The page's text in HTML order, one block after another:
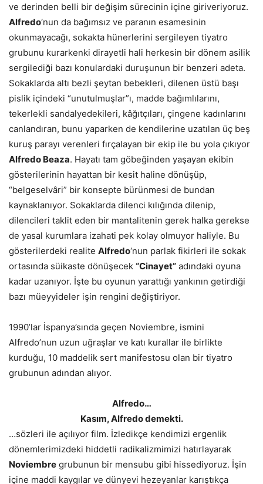
ve derinden belli bir değişim sürecinin içine giriveriyoruz.
Alfredo‘nun da bağımsız ve paranın esamesinin
okunmayacağı, sokakta hünerlerini sergileyen tiyatro
grubunu kurarkenki dirayetli hali herkesin bir dönem asilik
sergilediği bazı konulardaki duruşunun bir benzeri adeta.
Sokaklarda altı bezli şeytan bebekleri, dilenen üstü başı
pislik içindeki “unutulmuşlar”ı, madde bağımlılarını,
tekerlekli sandalyedekileri, kâğıtçıları, çingene kadınlarını
canlandıran, bunu yaparken de kendilerine uzatılan üç beş
kuruş parayı verenleri fırçalayan bir ekip ile bu yola çıkıyor
Alfredo Beaza. Hayatı tam göbeğinden yaşayan ekibin
gösterilerinin hayattan bir kesit haline dönüşüp,
“belgeselvâri” bir konsepte bürünmesi de bundan
kaynaklanıyor. Sokaklarda dilenci kılığında dilenip,
dilencileri taklit eden bir mantalitenin gerek halka gerekse
de yasal kurumlara izahati pek kolay olmuyor haliyle. Bu
gösterilerdeki realite Alfredo‘nun parlak fikirleri ile sokak
ortasında süikaste dönüşecek “Cinayet” adındaki oyuna
kadar uzanıyor. İşte bu oyunun yarattığı yankının getirdiği
bazı müeyyideler işin rengini değiştiriyor.
1990’lar İspanya’sında geçen Noviembre, ismini
Alfredo’nun uzun uğraşlar ve katı kurallar ile birlikte
kurduğu, 10 maddelik sert manifestosu olan bir tiyatro
grubunun adından alıyor.
Alfredo…
Kasım, Alfredo demekti.
…sözleri ile açılıyor film. İzledikçe kendimizi ergenlik
dönemlerimizdeki hiddetli radikalizmimizi hatırlayarak
Noviembre grubunun bir mensubu gibi hissediyoruz. İşin
içine maddi kaygılar ve dünyevi hezeyanlar karıştıkça